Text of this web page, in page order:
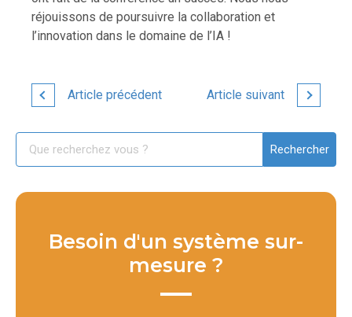
réjouissons de poursuivre la collaboration et
l’innovation dans le domaine de l’IA !
Article précédent Article suivant
Besoin d'un système sur-
mesure ?